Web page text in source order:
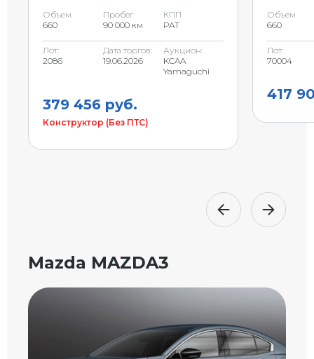
Объем
660
Пробег
90 000 км
КПП
PAT
Лот:
2086
Дата торгов:
19.06.2026
Аукцион:
KCAA
Yamaguchi
379 456 руб.
Конструктор (Без ПТС)
Объем
660
Лот:
70004
417
Mazda MAZDA3